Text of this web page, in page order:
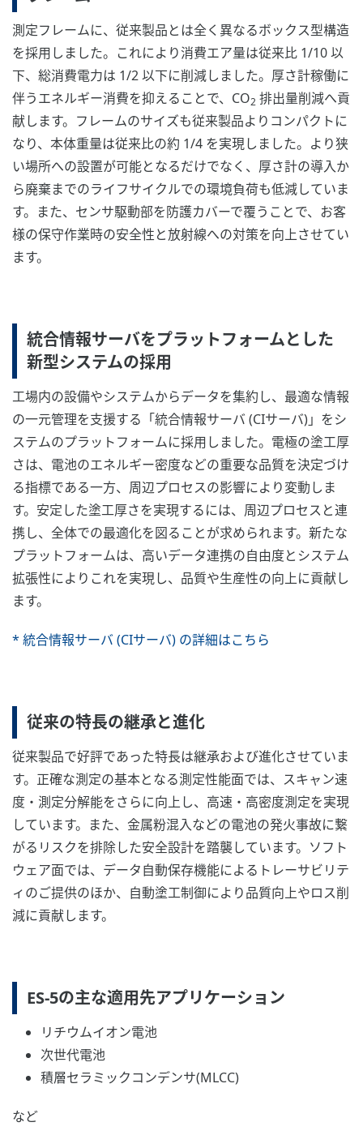
測定フレームに、従来製品とは全く異なるボックス型構造
を採用しました。これにより消費エア量は従来比 1/10 以
下、総消費電力は 1/2 以下に削減しました。厚さ計稼働に
伴うエネルギー消費を抑えることで、CO2 排出量削減へ貢
献します。フレームのサイズも従来製品よりコンパクトに
なり、本体重量は従来比の約 1/4 を実現しました。より狭
い場所への設置が可能となるだけでなく、厚さ計の導入か
ら廃棄までのライフサイクルでの環境負荷も低減していま
す。また、センサ駆動部を防護カバーで覆うことで、お客
様の保守作業時の安全性と放射線への対策を向上させてい
ます。
統合情報サーバをプラットフォームとした
新型システムの採用
工場内の設備やシステムからデータを集約し、最適な情報
の一元管理を支援する「統合情報サーバ (CIサーバ)」をシ
ステムのプラットフォームに採用しました。電極の塗工厚
さは、電池のエネルギー密度などの重要な品質を決定づけ
る指標である一方、周辺プロセスの影響により変動しま
す。安定した塗工厚さを実現するには、周辺プロセスと連
携し、全体での最適化を図ることが求められます。新たな
プラットフォームは、高いデータ連携の自由度とシステム
拡張性によりこれを実現し、品質や生産性の向上に貢献し
ます。
* 統合情報サーバ (CIサーバ) の詳細はこちら
従来の特長の継承と進化
従来製品で好評であった特長は継承および進化させていま
す。正確な測定の基本となる測定性能面では、スキャン速
度・測定分解能をさらに向上し、高速・高密度測定を実現
しています。また、金属粉混入などの電池の発火事故に繋
がるリスクを排除した安全設計を踏襲しています。ソフト
ウェア面では、データ自動保存機能によるトレーサビリテ
ィのご提供のほか、自動塗工制御により品質向上やロス削
減に貢献します。
ES-5の主な適用先アプリケーション
リチウムイオン電池
次世代電池
積層セラミックコンデンサ(MLCC)
など